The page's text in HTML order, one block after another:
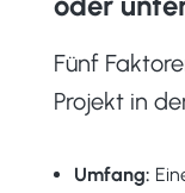
Fünf
Projekt in
Umfang: